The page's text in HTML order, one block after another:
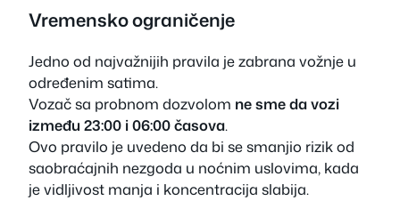
Vremensko ograničenje
Jedno od najvažnijih pravila je zabrana vožnje u
određenim satima.
Vozač sa probnom dozvolom ne sme da vozi
između 23:00 i 06:00 časova.
Ovo pravilo je uvedeno da bi se smanjio rizik od
saobraćajnih nezgoda u noćnim uslovima, kada
je vidljivost manja i koncentracija slabija.